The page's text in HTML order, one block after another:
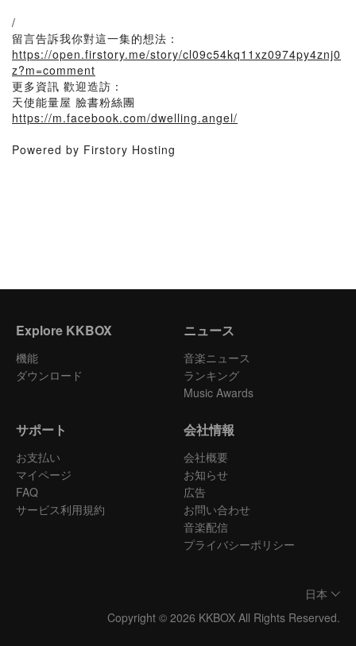
/
留言告訴我你對這一集的想法：
https://open.firstory.me/story/cl09c54kq11xz0974py4znj0
z?m=comment
更多資訊 歡迎造訪：
天使能量屋 臉書粉絲團
https://m.facebook.com/dwelling.angel/
Powered by Firstory Hosting
Explore KKBOX
機能
ダウンロード
ニュース
音楽ニュース
ランキング
Music Awards
サポート
お支払い
マイページ
FAQ
サービス利用規約
会社情報
会社概要
お知らせ
広告
お問い合わせ
音楽配信
プライバシーポリシー
日本
Copyright © 2026 KKBOX All Rights Reserved.